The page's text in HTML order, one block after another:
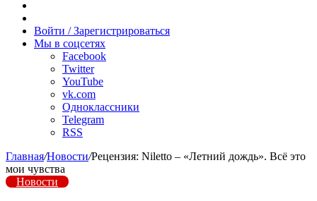
радио
Войти / Зарегистрироваться
Мы в соцсетях
Facebook
Twitter
YouTube
vk.com
Одноклассники
Telegram
RSS
Главная/Новости/Рецензия: Niletto – «Летний дождь». Всё это
мои чувства
Новости